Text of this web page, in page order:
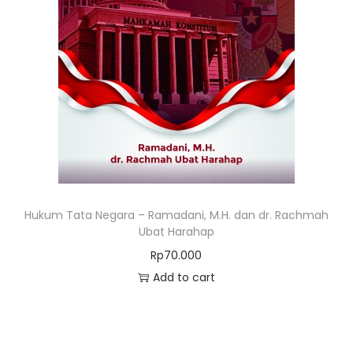
Hukum Tata Negara – Ramadani, M.H. dan dr. Rachmah
Ubat Harahap
Rp70.000
Add to cart